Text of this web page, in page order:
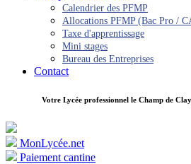
Calendrier des PFMP
Allocations PFMP (Bac Pro /
Taxe d'apprentissage
Mini stages
Bureau des Entreprises
Contact
Votre Lycée professionnel le Champ de
MonLycée.net
Paiement cantine